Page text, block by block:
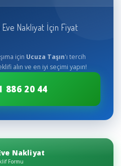
Eve Nakliyat İçin Fiyat
için Ucuza Taşın'ı tercih
alın ve en iyi seçimi yapın!
886 20 44
Nakliyat
Formu